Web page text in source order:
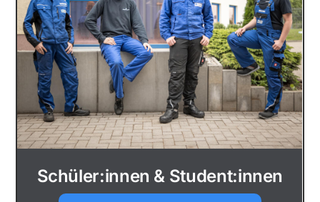
Schüler:innen & Student:innen